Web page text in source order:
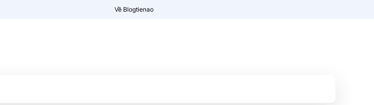
Về Blogtienao